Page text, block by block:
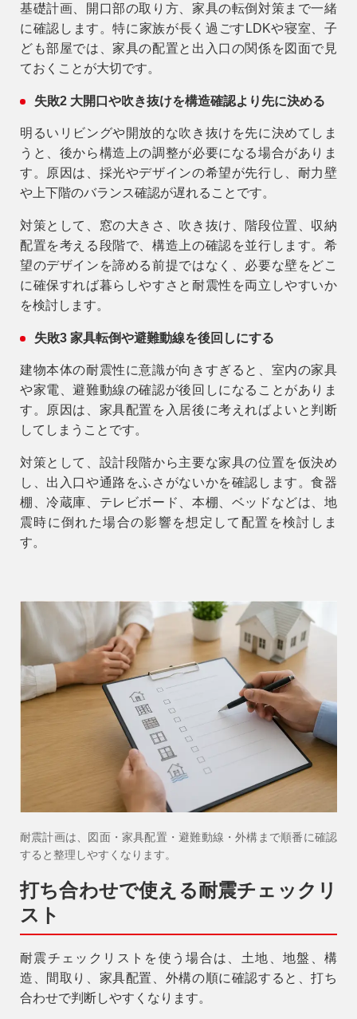
基礎計画、開口部の取り方、家具の転倒対策まで一緒
に確認します。特に家族が長く過ごすLDKや寝室、子
ども部屋では、家具の配置と出入口の関係を図面で見
ておくことが大切です。
失敗2 大開口や吹き抜けを構造確認より先に決める
明るいリビングや開放的な吹き抜けを先に決めてしま
うと、後から構造上の調整が必要になる場合がありま
す。原因は、採光やデザインの希望が先行し、耐力壁
や上下階のバランス確認が遅れることです。
対策として、窓の大きさ、吹き抜け、階段位置、収納
配置を考える段階で、構造上の確認を並行します。希
望のデザインを諦める前提ではなく、必要な壁をどこ
に確保すれば暮らしやすさと耐震性を両立しやすいか
を検討します。
失敗3 家具転倒や避難動線を後回しにする
建物本体の耐震性に意識が向きすぎると、室内の家具
や家電、避難動線の確認が後回しになることがありま
す。原因は、家具配置を入居後に考えればよいと判断
してしまうことです。
対策として、設計段階から主要な家具の位置を仮決め
し、出入口や通路をふさがないかを確認します。食器
棚、冷蔵庫、テレビボード、本棚、ベッドなどは、地
震時に倒れた場合の影響を想定して配置を検討しま
す。
耐震計画は、図面・家具配置・避難動線・外構まで順番に確認
すると整理しやすくなります。
打ち合わせで使える耐震チェックリ
スト
耐震チェックリストを使う場合は、土地、地盤、構
造、間取り、家具配置、外構の順に確認すると、打ち
合わせで判断しやすくなります。